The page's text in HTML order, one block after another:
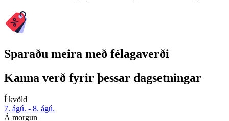
Sparaðu meira með félagaverði
Kanna verð fyrir þessar dagsetningar
Í kvöld
7. ágú. - 8. ágú.
Á morgun